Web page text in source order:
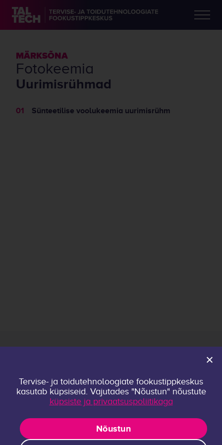
MÄRKSÕNA
fotokeemia
Uurimisrühmad
Sünteetilise voolukeemia uurimisrühm
Keskusest
Uurimisrühmad
Publikatsioonid
Tervise- ja toidutehnoloogiate fookustippkeskus
kasutab küpsiseid. Vajutades "Nõustun" nõustute
küpsiste ja privaatsuspoliitikaga
Nõustun